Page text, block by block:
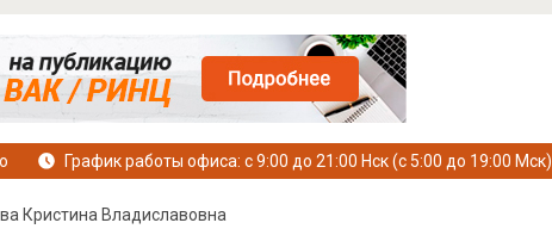
График работы офиса: с 9:00 до 21:00 Нск (с 5:00 до 19:00 Мск)
Кристина Владиславовна